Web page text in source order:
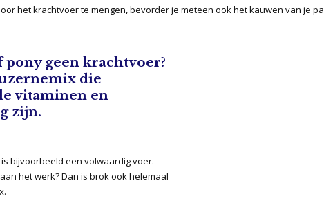
het krachtvoer te mengen, bevorder je meteen ook het kauwen van je
geen krachtvoer?
die
vitaminen en
zijn.
is bijvoorbeeld een volwaardig voer.
het werk? Dan is brok ook helemaal